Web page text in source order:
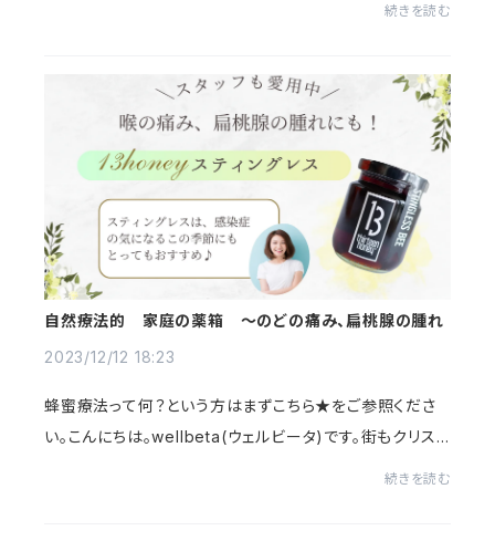
続きを読む
自然療法的 家庭の薬箱 ～のどの痛み、扁桃腺の腫れ
2023/12/12 18:23
蜂蜜療法って何？という方はまずこちら★をご参照くださ
い。こんにちは。wellbeta(ウェルビータ)です。街もクリス
続きを読む